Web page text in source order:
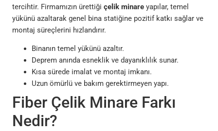
tercihtir. Firmamızın ürettiği çelik minare yapılar, temel
yükünü azaltarak genel bina statiğine pozitif katkı sağlar ve
montaj süreçlerini hızlandırır.
Binanın temel yükünü azaltır.
Deprem anında esneklik ve dayanıklılık sunar.
Kısa sürede imalat ve montaj imkanı.
Uzun ömürlü ve bakım gerektirmeyen yapı.
Fiber Çelik Minare Farkı
Nedir?